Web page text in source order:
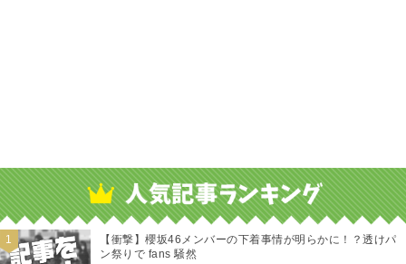
【衝撃】櫻坂46メンバーの下着事情が明らかに！？透けパ
ン祭りで fans 騒然